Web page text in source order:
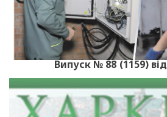
Випуск № 88 (1159)